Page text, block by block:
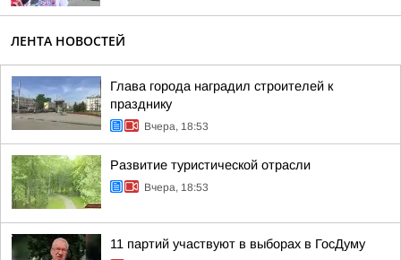
ЛЕНТА НОВОСТЕЙ
Глава города наградил строителей к
празднику
Вчера, 18:53
Развитие туристической отрасли
Вчера, 18:53
11 партий участвуют в выборах в ГосДуму